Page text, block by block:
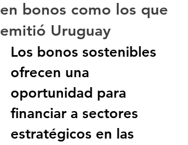
en bonos como los que
emitió Uruguay
Los bonos sostenibles
ofrecen una
oportunidad para
financiar a sectores
estratégicos en las